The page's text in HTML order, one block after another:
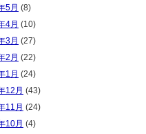
5月 (8)
4月 (10)
3月 (27)
2月 (22)
1月 (24)
12月 (43)
11月 (24)
10月 (4)